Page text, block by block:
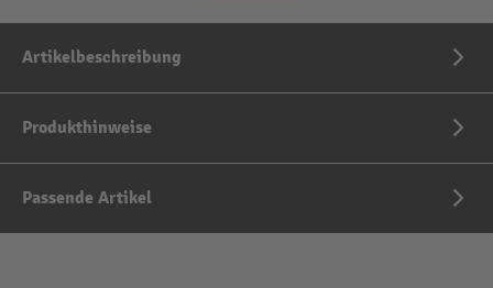
Artikelbeschreibung
Produkthinweise
Passende Artikel